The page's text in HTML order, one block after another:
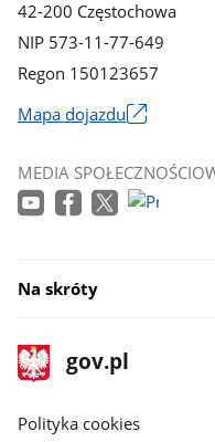
42-200 Częstochowa
NIP 573-11-77-649
Regon 150123657
Mapa dojazdu
się
w
MEDIA
Na skróty
stopka
gov.pl
Strona
gov.pl
gov.pl
Polityka cookies